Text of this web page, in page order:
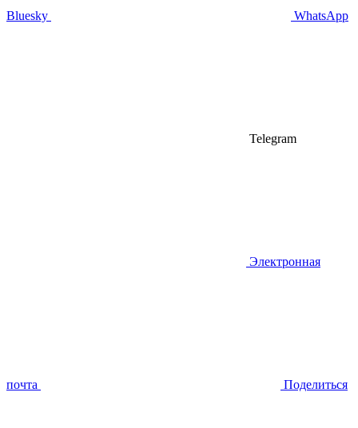
Bluesky WhatsApp
Telegram
Электронная
почта Поделиться